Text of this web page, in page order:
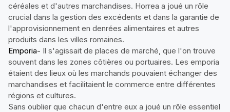
céréales et d'autres marchandises. Horrea a joué un rôle
crucial dans la gestion des excédents et dans la garantie de
l'approvisionnement en denrées alimentaires et autres
produits dans les villes romaines.
Emporia- Il s'agissait de places de marché, que l'on trouve
souvent dans les zones côtières ou portuaires. Les emporia
étaient des lieux où les marchands pouvaient échanger des
marchandises et facilitaient le commerce entre différentes
régions et cultures.
Sans oublier que chacun d'entre eux a joué un rôle essentiel